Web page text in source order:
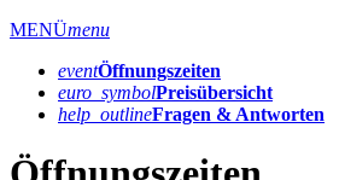
MENÜmenu
eventÖffnungs­zeiten
euro_symbolPreis­übersicht
help_outlineFragen & Antworten